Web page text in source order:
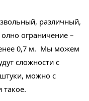
различный,
ограничение –
0,7 м. Мы можем
сложности с
можно с